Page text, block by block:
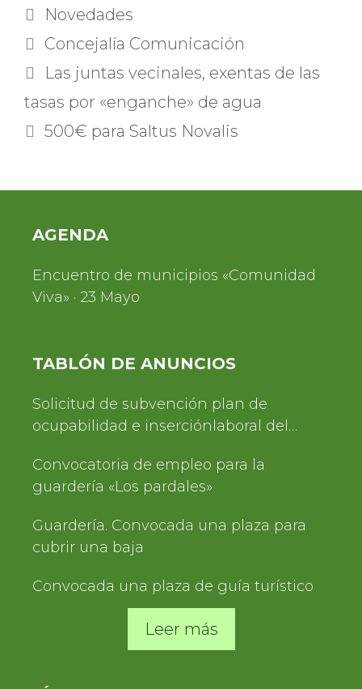
Categorías
Novedades
Etiquetas
Concejalía Comunicación
Las juntas vecinales, exentas de las
tasas por «enganche» de agua
500€ para Saltus Novalis
AGENDA
Encuentro de municipios «Comunidad
Viva» · 23 Mayo
TABLÓN DE ANUNCIOS
Solicitud de subvención plan de
ocupabilidad e inserciónlaboral del
Convocatoria de empleo para la
guardería «Los pardales»
Guardería. Convocada una plaza para
cubrir una baja
Convocada una plaza de guía turístico
Leer más